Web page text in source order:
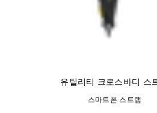
유틸리티 크로스바디 스
스마트폰 스트랩